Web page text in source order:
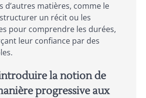
d’autres matières, comme le
un récit ou les
pour comprendre les durées,
leur confiance par des
la notion de
progressive aux